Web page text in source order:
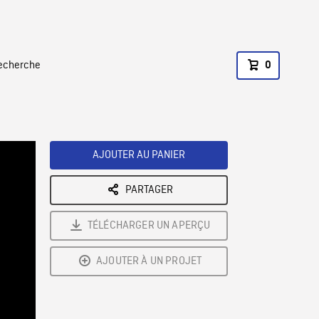
0
AJOUTER AU PANIER
PARTAGER
TÉLÉCHARGER UN APERÇU
AJOUTER À UN PROJET